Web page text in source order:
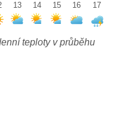
13
14
15
16
17
teploty v průběhu